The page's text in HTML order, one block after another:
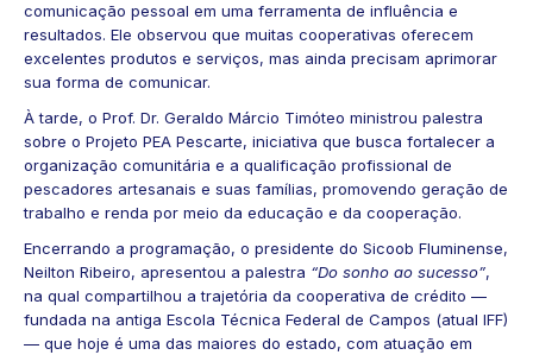
comunicação pessoal em uma ferramenta de influência e
resultados. Ele observou que muitas cooperativas oferecem
excelentes produtos e serviços, mas ainda precisam aprimorar
sua forma de comunicar.
À tarde, o Prof. Dr. Geraldo Márcio Timóteo ministrou palestra
sobre o Projeto PEA Pescarte, iniciativa que busca fortalecer a
organização comunitária e a qualificação profissional de
pescadores artesanais e suas famílias, promovendo geração de
trabalho e renda por meio da educação e da cooperação.
Encerrando a programação, o presidente do Sicoob Fluminense,
Neilton Ribeiro, apresentou a palestra “Do sonho ao sucesso”,
na qual compartilhou a trajetória da cooperativa de crédito —
fundada na antiga Escola Técnica Federal de Campos (atual IFF)
— que hoje é uma das maiores do estado, com atuação em